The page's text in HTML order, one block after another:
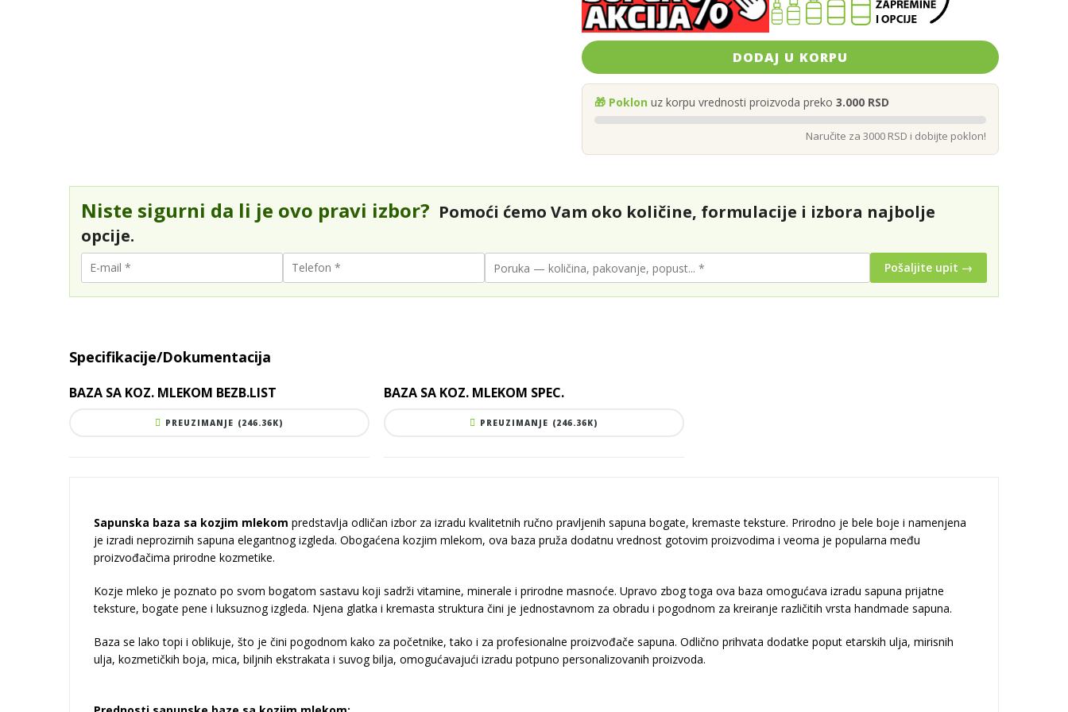
DODAJ U KORPU
🎁 Poklon uz korpu vrednosti proizvoda preko 3.000 RSD
Naručite za 3000 RSD i dobijte poklon!
Niste sigurni da li je ovo pravi izbor? Pomoći ćemo Vam oko količine, formulacije i izbora najbolje
opcije.
Pošaljite upit →
Specifikacije/Dokumentacija
BAZA SA KOZ. MLEKOM BEZB.LIST
PREUZIMANJE (246.36K)
BAZA SA KOZ. MLEKOM SPEC.
PREUZIMANJE (246.36K)
Sapunska baza sa kozjim mlekom predstavlja odličan izbor za izradu kvalitetnih ručno pravljenih sapuna bogate, kremaste teksture. Prirodno je bele boje i namenjena
je izradi neprozirnih sapuna elegantnog izgleda. Obogaćena kozjim mlekom, ova baza pruža dodatnu vrednost gotovim proizvodima i veoma je popularna među
proizvođačima prirodne kozmetike.
Kozje mleko je poznato po svom bogatom sastavu koji sadrži vitamine, minerale i prirodne masnoće. Upravo zbog toga ova baza omogućava izradu sapuna prijatne
teksture, bogate pene i luksuznog izgleda. Njena glatka i kremasta struktura čini je jednostavnom za obradu i pogodnom za kreiranje različitih vrsta handmade sapuna.
Baza se lako topi i oblikuje, što je čini pogodnom kako za početnike, tako i za profesionalne proizvođače sapuna. Odlično prihvata dodatke poput etarskih ulja, mirisnih
ulja, kozmetičkih boja, mica, biljnih ekstrakata i suvog bilja, omogućavajući izradu potpuno personalizovanih proizvoda.